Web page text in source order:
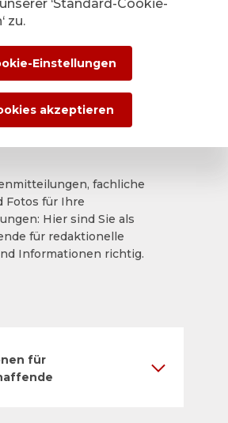
für
fachliche
Fotos für Ihre
Hier sind Sie als
für redaktionelle
Informationen richtig.
für
‘Standard-Cookie-
zu.
Einstellungen
akzeptieren